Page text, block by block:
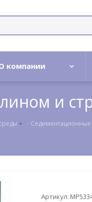
компании
и
-
Артикул: